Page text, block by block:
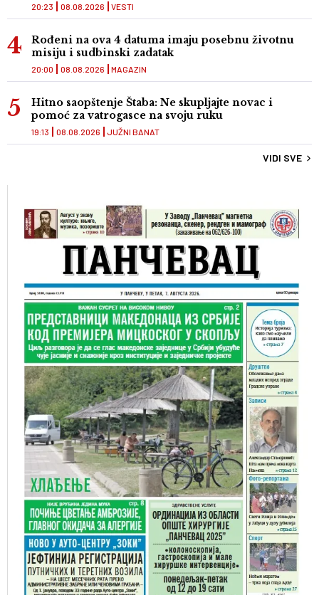
VESTI
20:23 08.08.2026
Rođeni na ova 4 datuma imaju posebnu životnu
misiju i sudbinski zadatak
MAGAZIN
20:00 08.08.2026
Hitno saopštenje Štaba: Ne skupljajte novac i
pomoć za vatrogasce na svoju ruku
JUŽNI BANAT
19:13 08.08.2026
VIDI SVE